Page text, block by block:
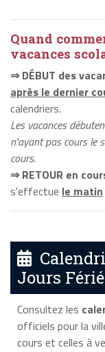
Quand
vacances
⇒ DÉBUT des
après le dernier
calendriers.
Les vacances
n'ayant pas cours le
cours.
⇒ RETOUR en
s'effectue le matin
Jours
Consultez les
officiels pour la
cours et celles à